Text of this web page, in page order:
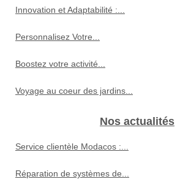
Innovation et Adaptabilité :...
Personnalisez Votre...
Boostez votre activité...
Voyage au coeur des jardins...
Nos actualités
Service clientèle Modacos :...
Réparation de systèmes de...